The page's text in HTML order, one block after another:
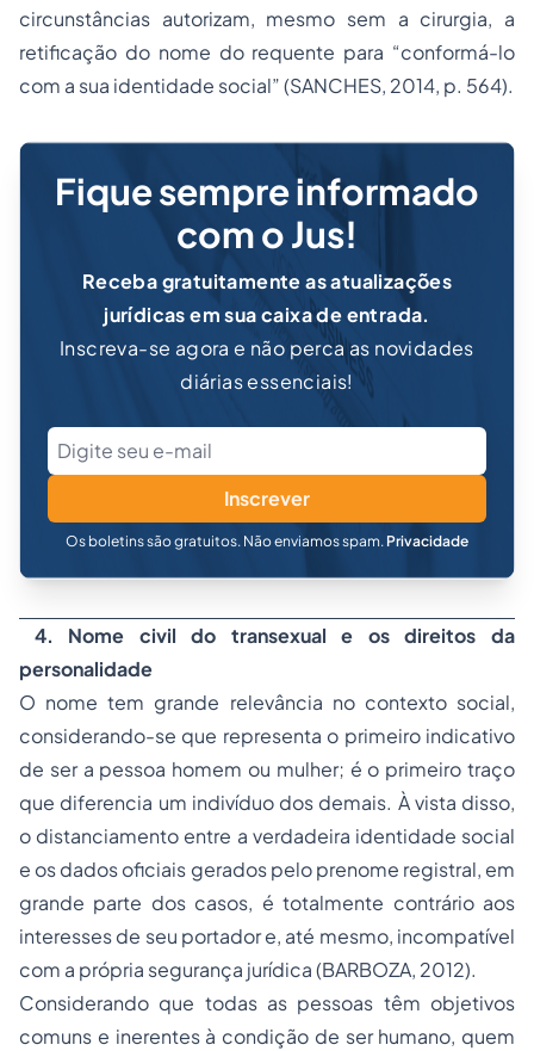
circunstâncias autorizam, mesmo sem a cirurgia, a
retificação do nome do requente para “conformá-lo
com a sua identidade social” (SANCHES, 2014, p. 564).
Fique sempre informado
com o Jus!
Receba gratuitamente as atualizações
jurídicas em sua caixa de entrada.
Inscreva-se agora e não perca as novidades
diárias essenciais!
Inscrever
Os boletins são gratuitos. Não enviamos spam. Privacidade
4. Nome civil do transexual e os direitos da
personalidade
O nome tem grande relevância no contexto social,
considerando-se que representa o primeiro indicativo
de ser a pessoa homem ou mulher; é o primeiro traço
que diferencia um indivíduo dos demais. À vista disso,
o distanciamento entre a verdadeira identidade social
e os dados oficiais gerados pelo prenome registral, em
grande parte dos casos, é totalmente contrário aos
interesses de seu portador e, até mesmo, incompatível
com a própria segurança jurídica (BARBOZA, 2012).
Considerando que todas as pessoas têm objetivos
comuns e inerentes à condição de ser humano, quem